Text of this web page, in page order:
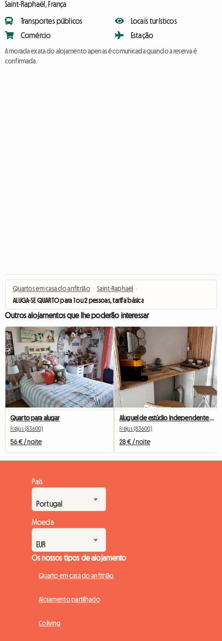
Saint-Raphaël, França
Transportes públicos
Comércio
Locais turísticos
Estação
A morada exata do alojamento apenas é comunicada quando a reserva é
confirmada.
Quartos em casa do anfitrião › Saint-Raphaël
›
ALUGA-SE QUARTO para 1 ou 2 pessoas, tarifa básica dupla
Outros alojamentos que lhe poderão interessar
Quarto para alugar
Fréjus (83600)
56 € / noite
Aluguel de estúdio independente em uma casa
Fréjus (83600)
28 € / noite
País
Moeda
Os nossos tipos de alojamento
Quarto em casa do anfitrião
Alojamento partilhado
Coliving